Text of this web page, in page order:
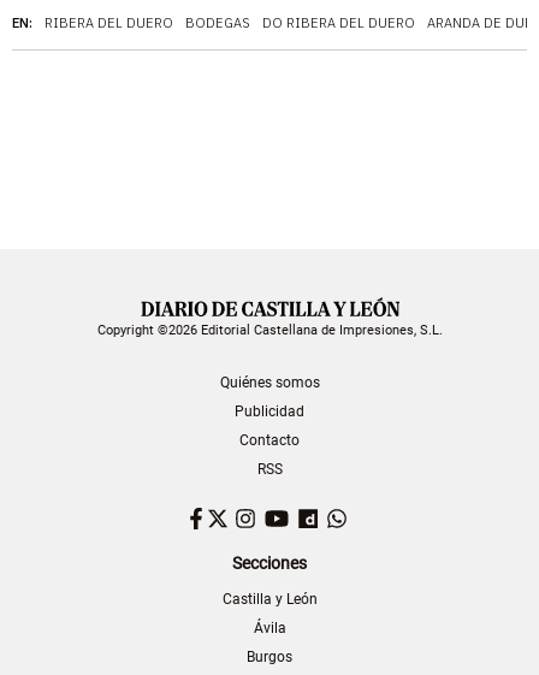
EN: RIBERA DEL DUERO BODEGAS DO RIBERA DEL DUERO ARANDA DE
Copyright ©2026 Editorial Castellana de Impresiones, S.L.
Quiénes somos
Publicidad
Contacto
RSS
Facebook
TwitterInstagram
YouTubeDailymotion
Secciones
Castilla y León
Ávila
Burgos